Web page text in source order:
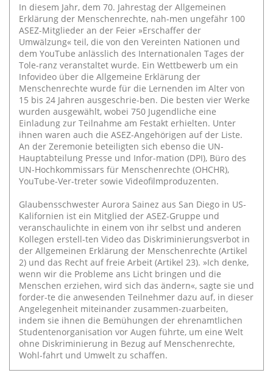
In diesem Jahr, dem 70. Jahrestag der Allgemeinen
Erklärung der Menschenrechte, nah-men ungefähr 100
ASEZ-Mitglieder an der Feier »Erschaffer der
Umwälzung« teil, die von den Vereinten Nationen und
dem YouTube anlässlich des Internationalen Tages der
Tole-ranz veranstaltet wurde. Ein Wettbewerb um ein
Infovideo über die Allgemeine Erklärung der
Menschenrechte wurde für die Lernenden im Alter von
15 bis 24 Jahren ausgeschrie-ben. Die besten vier Werke
wurden ausgewählt, wobei 750 Jugendliche eine
Einladung zur Teilnahme am Festakt erhielten. Unter
ihnen waren auch die ASEZ-Angehörigen auf der Liste.
An der Zeremonie beteiligten sich ebenso die UN-
Hauptabteilung Presse und Infor-mation (DPI), Büro des
UN-Hochkommissars für Menschenrechte (OHCHR),
YouTube-Ver-treter sowie Videofilmproduzenten.
Glaubensschwester Aurora Sainez aus San Diego in US-
Kalifornien ist ein Mitglied der ASEZ-Gruppe und
veranschaulichte in einem von ihr selbst und anderen
Kollegen erstell-ten Video das Diskriminierungsverbot in
der Allgemeinen Erklärung der Menschenrechte (Artikel
2) und das Recht auf freie Arbeit (Artikel 23). »Ich denke,
wenn wir die Probleme ans Licht bringen und die
Menschen erziehen, wird sich das ändern«, sagte sie und
forder-te die anwesenden Teilnehmer dazu auf, in dieser
Angelegenheit miteinander zusammen-zuarbeiten,
indem sie ihnen die Bemühungen der ehrenamtlichen
Studentenorganisation vor Augen führte, um eine Welt
ohne Diskriminierung in Bezug auf Menschenrechte,
Wohl-fahrt und Umwelt zu schaffen.